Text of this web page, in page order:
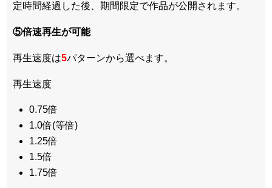
定時間経過した後、期間限定で作品が公開されます。
⑤倍速再生が可能
再生速度は5パターンから選べます。
再生速度
0.75倍
1.0倍(等倍)
1.25倍
1.5倍
1.75倍